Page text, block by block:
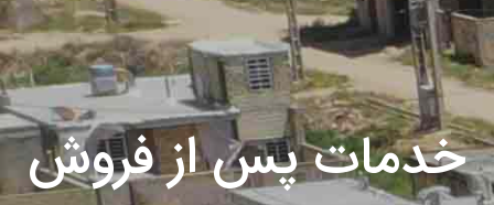
و خدمات جدید
خدمات پس از فروش